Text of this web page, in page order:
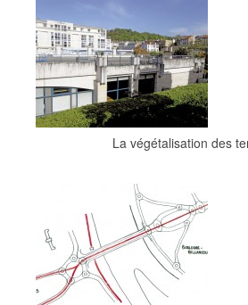
La végétalisation des